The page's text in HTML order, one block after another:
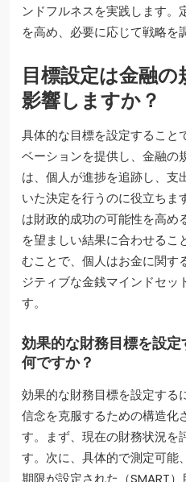
ンドフルネスを実践します
を高め、必要に応じて戦略を
目標設定は金融
影響しますか？
具体的な目標を設定すること
ベーションを提供し、金融の
は、個人が進捗を追跡し、支
いた決定を行うのに役立ちま
は財政的成功の可能性を高め
を望ましい結果に合わせる
むことで、個人はお金に関す
ジティブな金銭マインドセッ
す。
効果的な財務目標を設
何ですか？
効果的な財務目標を設定する
信念を克服するための構造化
す。まず、現在の財務状況を
す。次に、具体的で測定可能